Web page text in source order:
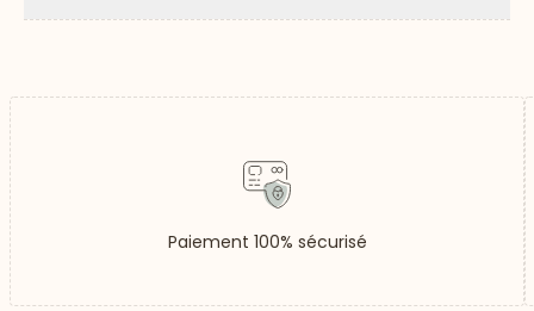
Paiement 100% sécurisé